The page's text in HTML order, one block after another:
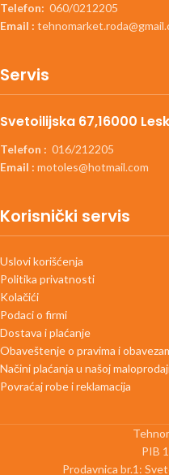
Telefon: 060/0212205
Email :
Servis
Svetoilijska 67,16000
Telefon : 016/212205
Email : motoles@hotmail.com
Korisnički servis
Uslovi korišćenja
Politika privatnosti
Kolačići
Podaci o firmi
Dostava i plaćanje
Obaveštenje o pravima i
Načini plaćanja u našoj
Povraćaj robe i reklamacija
PIB
Prodavnica br.1: